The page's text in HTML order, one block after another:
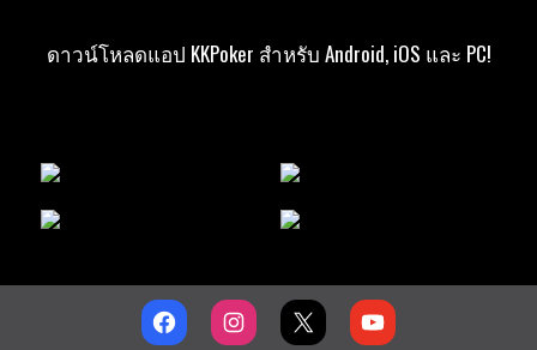
ดาวน์โหลดแอป KKPoker สำหรับ Android, iOS และ PC!